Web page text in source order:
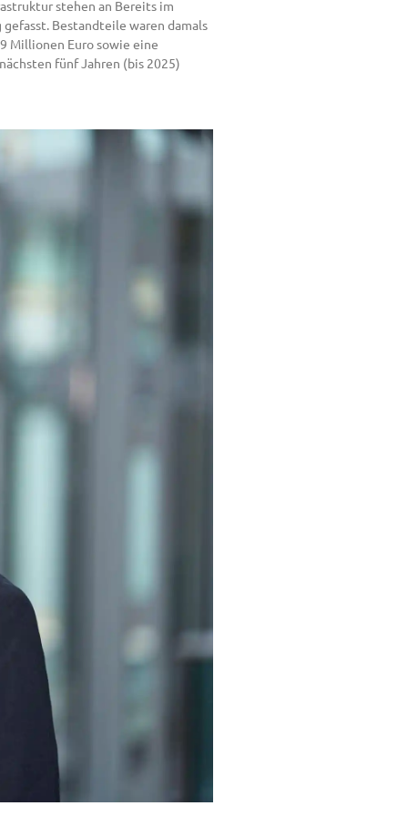
stehen an Bereits im
Bestandteile waren damals
Millionen Euro sowie eine
fünf Jahren (bis 2025)